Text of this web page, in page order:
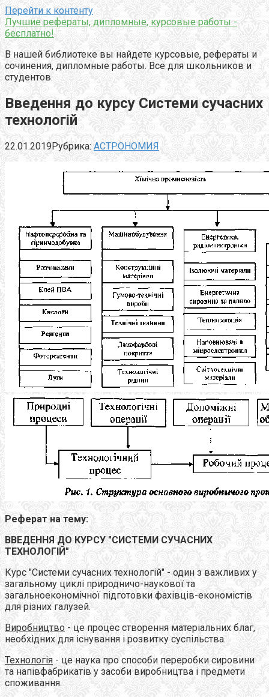
Перейти к контенту
Лучшие рефераты, дипломные, курсовые работы -
бесплатно!
В нашей библиотеке вы найдете курсовые, рефераты и
сочинения, дипломные работы. Все для школьников и
студентов.
Введення до курсу Системи сучасних
технологій
22.01.2019Рубрика: АСТРОНОМИЯ
Реферат на тему:
ВВЕДЕННЯ ДО КУРСУ "СИСТЕМИ СУЧАСНИХ
ТЕХНОЛОГІЙ"
Курс "Системи сучасних технологій" - один з важливих у
загальному циклі природничо-наукової та
загальноекономічної підготовки фахівців-економістів
для різних галузей.
Виробництво - це процес створення матеріальних благ,
необхідних для існування і розвитку суспільства.
Технологія - це наука про способи переробки сировини
та напівфабрикатів у засоби виробництва і предмети
споживання.